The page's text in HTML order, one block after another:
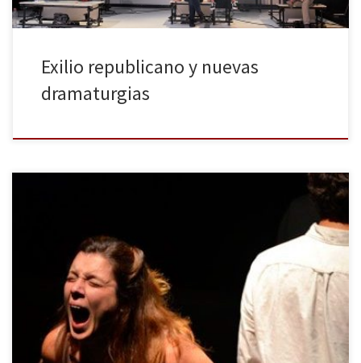
Exilio republicano y nuevas
dramaturgias
La compañía El Martell ha estrenado su segundo espectáculo en la
Sala Atrium de Barcelona, tras presentar a finales de la temporada
pasada X-Y o La fidelitat dels cignes negres, dentro del ciclo de
creación escénica DespertaLab como segundo premio de la beca
homónima. En esta ocasión, Laia Alsina Ferrer […]